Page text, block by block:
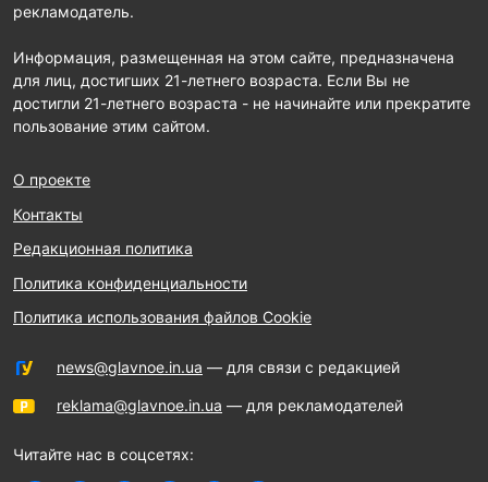
рекламодатель.
Информация, размещенная на этом сайте, предназначена
для лиц, достигших 21-летнего возраста. Если Вы не
достигли 21-летнего возраста - не начинайте или прекратите
пользование этим сайтом.
О проекте
Контакты
Редакционная политика
Политика конфиденциальности
Политика использования файлов Cookie
news@glavnoe.in.ua — для связи с редакцией
reklama@glavnoe.in.ua — для рекламодателей
Читайте нас в соцсетях: